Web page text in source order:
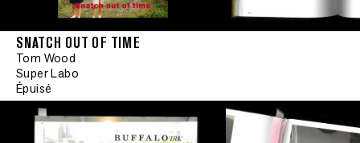
SNATCH OUT OF TIME
Tom Wood
Super Labo
Épuisé